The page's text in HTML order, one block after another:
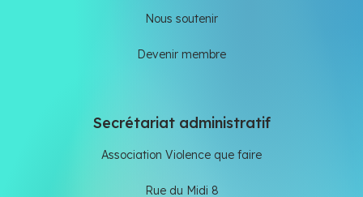
Nous soutenir
Devenir membre
Secrétariat administratif
Association Violence que faire
Rue du Midi 8